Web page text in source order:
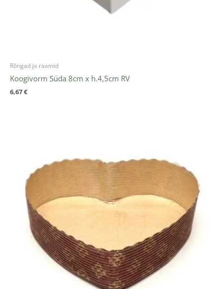
Rõngad ja raamid
Koogivorm Süda 8cm x h.4,5cm RV
6,67€